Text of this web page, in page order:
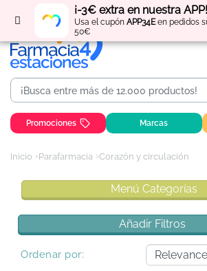
¡-3€ extra en nuestra APP!
Usa el cupón APP34Een pedidos
50€
Regístratey obténpuntos por
Promociones Marcas
Inicio Parafarmacia Corazón y circulación
Menú Categorías
Añadir Filtros
Ordenar por: